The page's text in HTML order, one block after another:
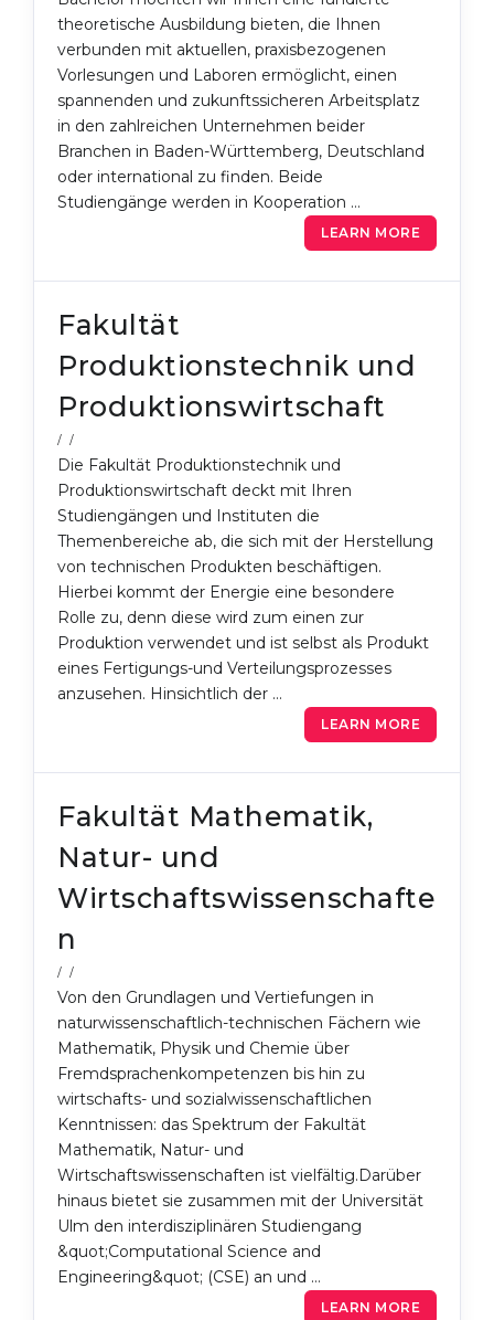
theoretische Ausbildung bieten, die Ihnen
verbunden mit aktuellen, praxisbezogenen
Vorlesungen und Laboren ermöglicht, einen
spannenden und zukunftssicheren Arbeitsplatz
in den zahlreichen Unternehmen beider
Branchen in Baden-Württemberg, Deutschland
oder international zu finden. Beide
Studiengänge werden in Kooperation …
LEARN MORE
Fakultät
Produktionstechnik und
Produktionswirtschaft
/ /
Die Fakultät Produktionstechnik und
Produktionswirtschaft deckt mit Ihren
Studiengängen und Instituten die
Themenbereiche ab, die sich mit der Herstellung
von technischen Produkten beschäftigen.
Hierbei ​kommt der Energie eine besondere
Rolle zu, denn diese wird zum einen zur
Produktion verwendet und ist selbst als Produkt
eines Fertigungs-und Verteilungsprozesses
anzusehen. Hinsichtlich der …
LEARN MORE
Fakultät Mathematik,
Natur- und
Wirtschaftswissenschafte
n
/ /
Von den Grundlagen und Vertiefungen in
naturwissenschaftlich-technischen Fächern wie
Mathematik, Physik und Chemie über
Fremdsprachenkompetenzen bis hin zu
wirtschafts- und sozialwissenschaftlichen
Kenntnissen: das Spektrum der Fakultät
Mathematik, Natur- und
Wirtschaftswissenschaften ist vielfältig.Darüber
hinaus bietet sie zusammen mit der Universität
Ulm den interdisziplinären Studiengang
&quot;Computational Science and
Engineering&quot; (CSE) an und …
LEARN MORE